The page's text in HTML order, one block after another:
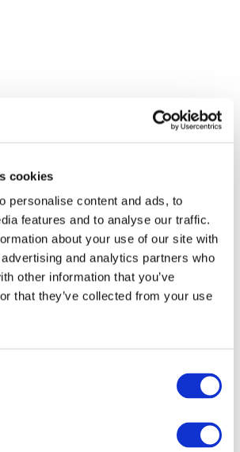
cookies
personalise content and ads, to
features and to analyse our traffic.
about your use of our site with
and analytics partners who
other information that you’ve
that they’ve collected from your use